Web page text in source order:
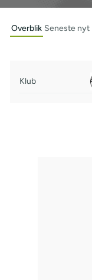
Overblik Seneste nyt
Klub